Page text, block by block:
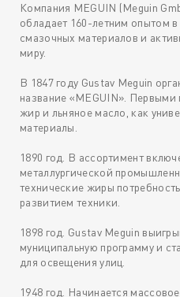
Компания MEGUIN (Meguin
обладает 160-летним опытом
смазочных материалов и
миру.
В 1847 году Gustav Meguin
название «MEGUIN».
жир и льняное масло, как
материалы.
1890 год. В ассортимент
металлургической
технические жиры
развитием техники.
1898 год. Gustav Meguin
муниципальную программу и
для освещения улиц.
1948 год. Начинается